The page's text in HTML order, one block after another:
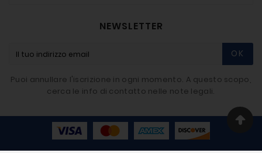
NEWSLETTER
OK
Puoi annullare l'iscrizione in ogni momento. A questo scopo,
cerca le info di contatto nelle note legali.